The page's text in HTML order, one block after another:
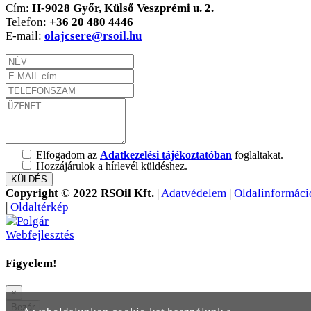
Cím: H-9028 Győr, Külső Veszprémi u. 2.
Telefon: +36 20 480 4446
E-mail: olajcsere@rsoil.hu
Elfogadom az Adatkezelési tájékoztatóban foglaltakat.
Hozzájárulok a hírlevél küldéshez.
KÜLDÉS
Copyright © 2022 RSOil Kft. | Adatvédelem |
| Oldaltérkép
Figyelem!
×
Bezár